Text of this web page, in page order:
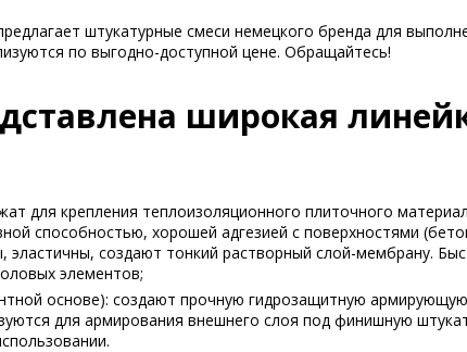
штукатурные смеси немецкого бренда для
по выгодно-доступной цене. Обращайтесь!
широкая
для крепления теплоизоляционного плиточного
способностью, хорошей адгезией с поверхностями
создают тонкий растворный слой-мембрану.
элементов;
основе): создают прочную гидрозащитную
для армирования внешнего слоя под финишную